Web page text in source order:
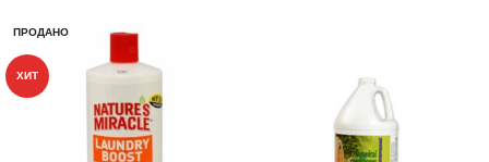
ПРОДАНО
ХИТ